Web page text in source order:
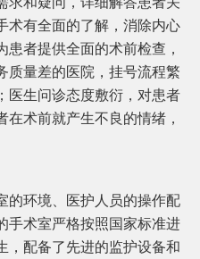
术有全面的了解，消除内心
者提供全面的术前检查，
质量差的医院，挂号流程繁
医生问诊态度敷衍，对患者
术前就产生不良的情绪，
的环境、医护人员的操作配
手术室严格按照国家标准进
，配备了先进的监护设备和